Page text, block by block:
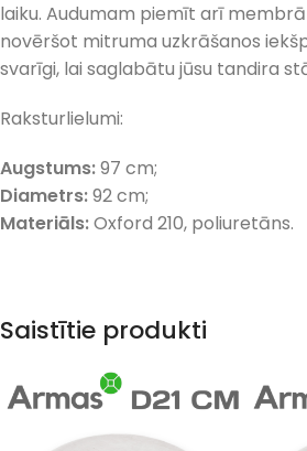
laiku. Audumam piemīt arī
novēršot mitruma uzkrāšanos
svarīgi, lai saglabātu jūsu tandira
Raksturlielumi:
Augstums:97 cm;
Diametrs:92 cm;
Materiāls:Oxford 210, poliuretāns.
Saistītie produkti